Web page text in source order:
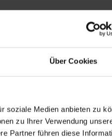
Über Cookies
soziale Medien anbieten zu
zu Ihrer Verwendung
Partner führen diese
mit eingeschränkter
Bedürfnisse wenden Sie
über die